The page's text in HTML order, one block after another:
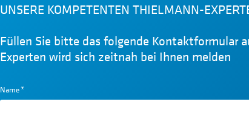
UNSERE KOMPETENTEN THIELMANN-
Füllen Sie bitte das folgende Kontaktformular
Experten wird sich zeitnah bei Ihnen melden
Name*